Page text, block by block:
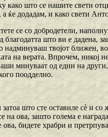
како што се нашите свети
ќе додадам, и како свети
се со добродетели,
благодатта што ви е дадена,
надминуваш твојот ближен,
на верата. Впрочем,
минуваат од едни на
поодделно.
што сте оставиле сѐ и со
на ова, зашто голема е
ова, бидете храбри и